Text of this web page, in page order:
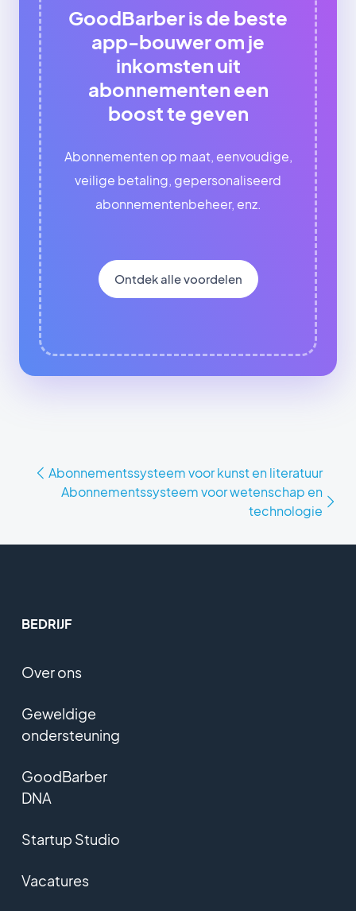
GoodBarber is de beste
app-bouwer om je
inkomsten uit
abonnementen een
boost te geven
Abonnementen op maat, eenvoudige,
veilige betaling, gepersonaliseerd
abonnementenbeheer, enz.
Ontdek alle voordelen
Abonnementssysteem voor kunst en literatuur
Abonnementssysteem voor wetenschap en
technologie
BEDRIJF
Over ons
Geweldige
ondersteuning
GoodBarber
DNA
Startup Studio
Vacatures